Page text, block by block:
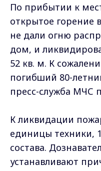
По прибытии к
открытое горение
не дали огню
дом, и
52 кв. м. К
погибший 80-
пресс-служба МЧС
К ликвидации
единицы техники,
состава.
устанавливают